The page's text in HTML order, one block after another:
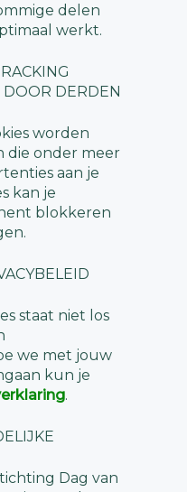
delen
werkt.
DOOR DERDEN
worden
die onder meer
aan je
kan je
blokkeren
staat niet los
we met jouw
kun je
.
Dag van